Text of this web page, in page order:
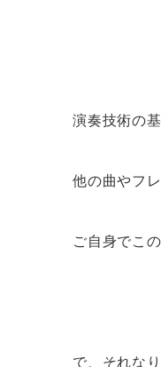
演奏技術の
他の曲やフ
ご自身でこ
で、それな